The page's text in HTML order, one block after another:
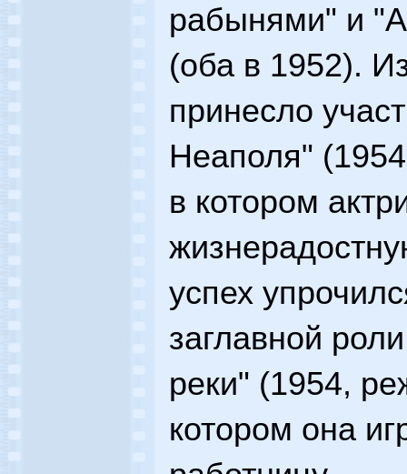
рабынями" и
(оба в 1952).
принесло
Неаполя"
в котором
успех
заглавной
реки" (1954,
котором она